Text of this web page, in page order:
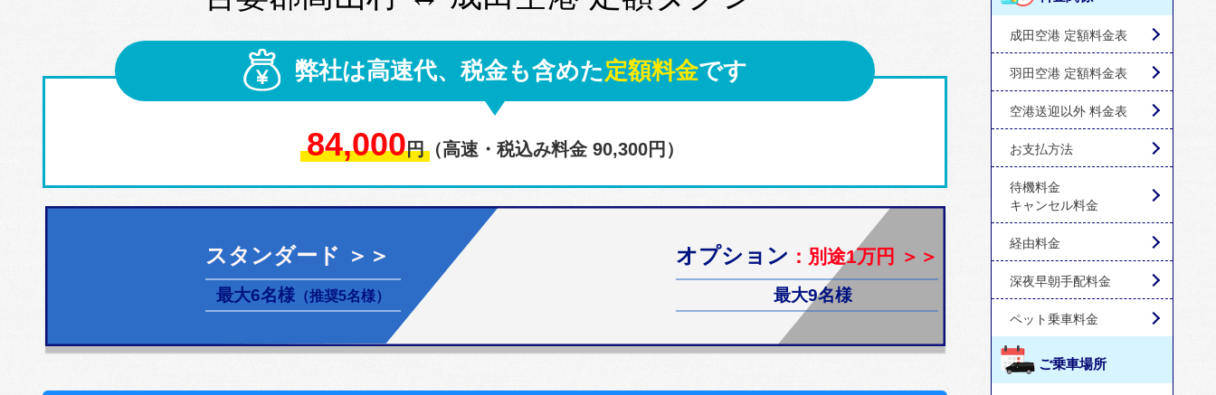
弊社は高速代、税金も含めた定額料金です
84,000円（高速・税込み料金 90,300円）
スタンダード ＞＞
最大6名様 （推奨5名様）
オプション ：別途1万円 ＞＞
最大9名様
成田空港 定額料金表
羽田空港 定額料金表
空港送迎以外 料金表
お支払方法
待機料金
キャンセル料金
経由料金
深夜早朝手配料金
ペット乗車料金
ご乗車場所